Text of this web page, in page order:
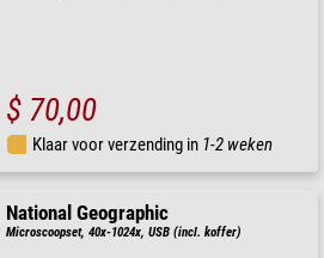
$ 70,00
Klaar voor verzending in 1-2 weken
National Geographic
Microscoopset, 40x-1024x, USB (incl. koffer)